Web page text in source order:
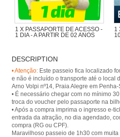
1 X PASSAPORTE DE ACESSO -
1 DIA - A PARTIR DE 02 ANOS
1
DESCRIPTION
• Atenção: Este passeio fica localizado
e não é incluído o transporte até o local
Arno Volpi nº14, Praia Alegre em Penha-
• É necessário chegar com no mínimo
troca do voucher pelo passaporte na
• Após a compra imprima o ingresso e-
entrada da atração, no dia agendado,
compra (RG ou CPF).
Maravilhoso passeio de 1h30 com